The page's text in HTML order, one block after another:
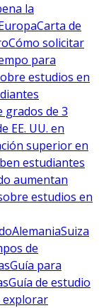
la
Carta de
Cómo solicitar
para
estudios en
grados de 3
EE. UU. en
superior en
estudiantes
aumentan
estudios en
AlemaniaSuiza
de
Guía para
Guía de estudio
explorar